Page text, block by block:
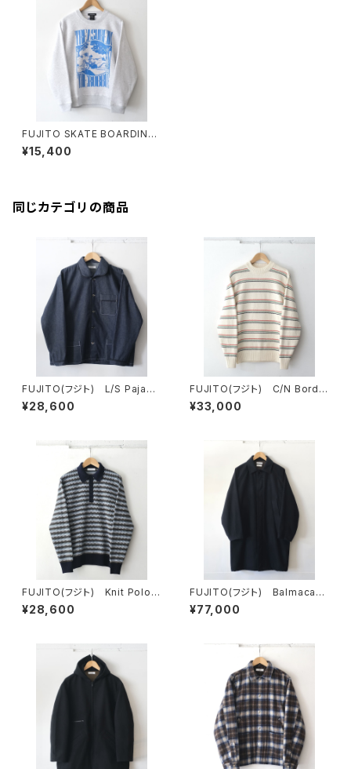
FUJITO SKATE BOARDING
(フジトスケートボーディング)
Sweat Crew 'hope'
¥15,400
同じカテゴリの商品
FUJITO(フジト) L/S Pajam
a Shirt
¥28,600
FUJITO(フジト) C/N Borde
r Sweater
¥33,000
FUJITO(フジト) Knit Polo S
weater
¥28,600
FUJITO(フジト) Balmacaan
Coat
¥77,000